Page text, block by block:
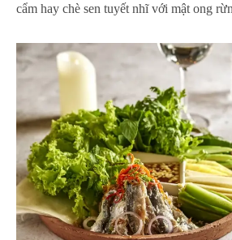
cẩm hay chè sen tuyết nhĩ với mật ong